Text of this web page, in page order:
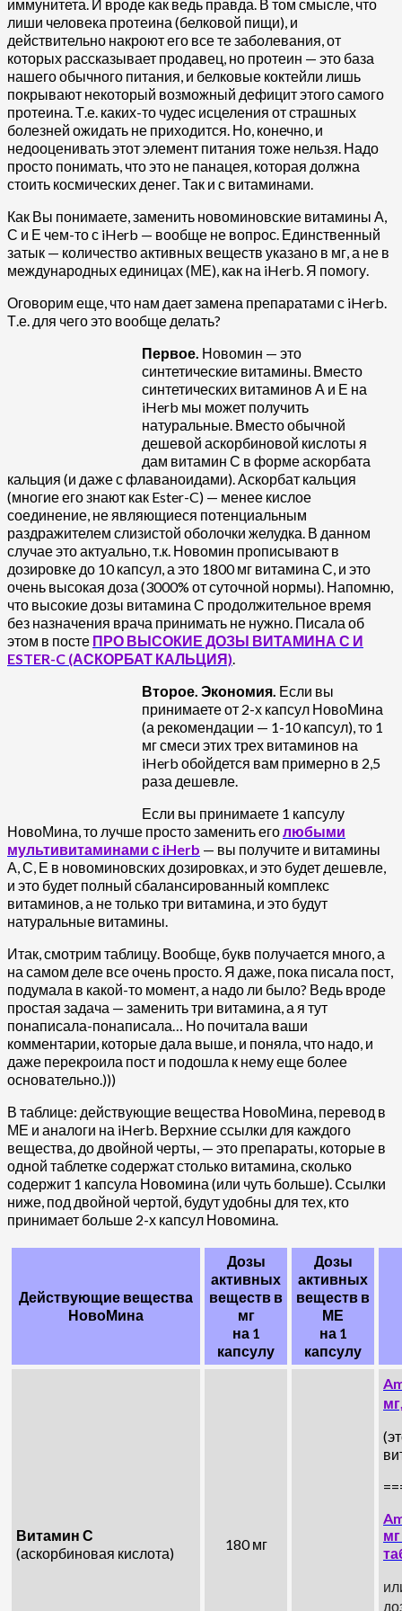
иммунитета. И вроде как ведь правда. В том смысле, что
лиши человека протеина (белковой пищи), и
действительно накроют его все те заболевания, от
которых рассказывает продавец, но протеин — это база
нашего обычного питания, и белковые коктейли лишь
покрывают некоторый возможный дефицит этого самого
протеина. Т.е. каких-то чудес исцеления от страшных
болезней ожидать не приходится. Но, конечно, и
недооценивать этот элемент питания тоже нельзя. Надо
просто понимать, что это не панацея, которая должна
стоить космических денег. Так и с витаминами.
Как Вы понимаете, заменить новоминовские витамины А,
С и Е чем-то с iHerb — вообще не вопрос. Единственный
затык — количество активных веществ указано в мг, а не в
международных единицах (МЕ), как на iHerb. Я помогу.
Оговорим еще, что нам дает замена препаратами с iHerb.
Т.е. для чего это вообще делать?
Первое. Новомин — это
синтетические витамины. Вместо
синтетических витаминов А и Е на
iHerb мы может получить
натуральные. Вместо обычной
дешевой аскорбиновой кислоты я
дам витамин С в форме аскорбата
кальция (и даже с флаваноидами). Аскорбат кальция
(многие его знают как Ester-C) — менее кислое
соединение, не являющиеся потенциальным
раздражителем слизистой оболочки желудка. В данном
случае это актуально, т.к. Новомин прописывают в
дозировке до 10 капсул, а это 1800 мг витамина С, и это
очень высокая доза (3000% от суточной нормы). Напомню,
что высокие дозы витамина С продолжительное время
без назначения врача принимать не нужно. Писала об
этом в посте ПРО ВЫСОКИЕ ДОЗЫ ВИТАМИНА С И
ESTER-C (АСКОРБАТ КАЛЬЦИЯ).
Второе. Экономия. Если вы
принимаете от 2-х капсул НовоМина
(а рекомендации — 1-10 капсул), то 1
мг смеси этих трех витаминов на
iHerb обойдется вам примерно в 2,5
раза дешевле.
Если вы принимаете 1 капсулу
НовоМина, то лучше просто заменить еголюбыми
мультивитаминами с iHerb — вы получите и витамины
А, С, Е в новоминовских дозировках, и это будет дешевле,
и это будет полный сбалансированный комплекс
витаминов, а не только три витамина, и это будут
натуральные витамины.
Итак, смотрим таблицу. Вообще, букв получается много, а
на самом деле все очень просто. Я даже, пока писала пост,
подумала в какой-то момент, а надо ли было? Ведь вроде
простая задача — заменить три витамина, а я тут
понаписала-понаписала… Но почитала ваши
комментарии, которые дала выше, и поняла, что надо, и
даже перекроила пост и подошла к нему еще более
основательно.)))
В таблице: действующие вещества НовоМина, перевод в
МЕ и аналоги на iHerb. Верхние ссылки для каждого
вещества, до двойной черты, — это препараты, которые в
одной таблетке содержат столько витамина, сколько
содержит 1 капсула Новомина (или чуть больше). Ссылки
ниже, под двойной чертой, будут удобны для тех, кто
принимает больше 2-х капсул Новомина.
Действующие вещества
НовоМина
Дозы
активных
веществ в
мг
на 1
капсулу
Дозы
активных
веществ в
МЕ
на 1
капсулу
Витамин С
(аскорбиновая кислота)
180 мг